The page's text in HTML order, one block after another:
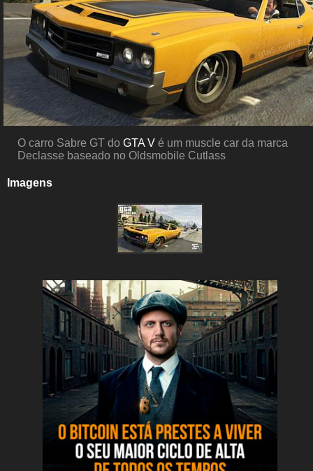
O carro Sabre GT do GTA V é um muscle car da marca
Declasse baseado no Oldsmobile Cutlass
Imagens